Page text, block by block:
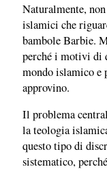
Naturalmente,
islamici che
bambole Barbie.
perché i motivi di
mondo islamico
approvino.
Il problema
la teologia
questo tipo di
sistematico,